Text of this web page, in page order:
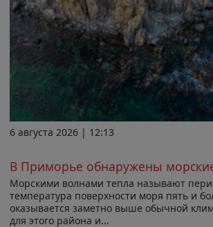
6 августа 2026 | 12:13
В Приморье обнаружены
Морскими волнами тепла называют
температура поверхности моря пять и
оказывается заметно выше обычной
для этого района и...